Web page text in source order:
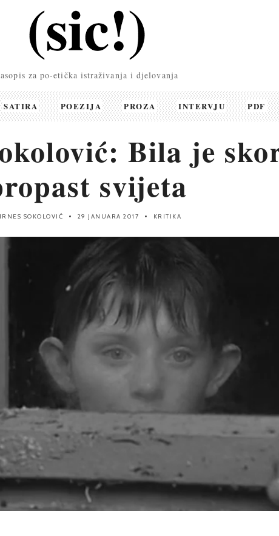
za po-etička istraživanja i djelovanja
SATIRA POEZIJA PROZA INTERVJU PDF
Bila je
svijeta
SOKOLOVIĆ 29 JANUARA 2017 KRITIKA